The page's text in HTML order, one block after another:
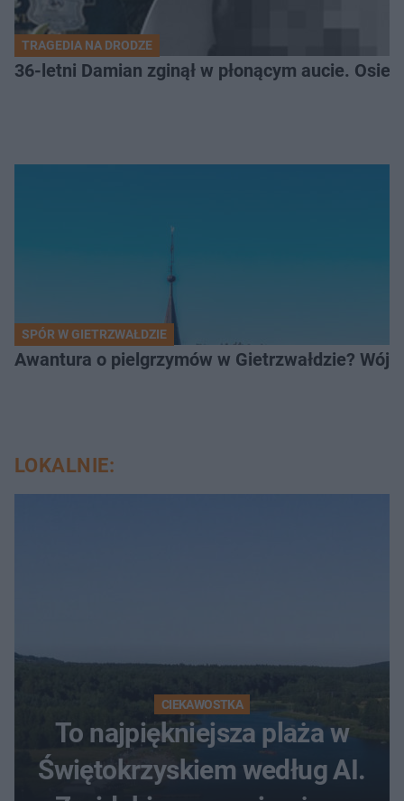
TRAGEDIA NA DRODZE
36-letni Damian zginął w płonącym aucie.
SPÓR W GIETRZWAŁDZIE
Awantura o pielgrzymów w Gietrzwałdzie? Wójt
LOKALNIE:
CIEKAWOSTKA
To najpiękniejsza plaża w
Świętokrzyskiem według AI.